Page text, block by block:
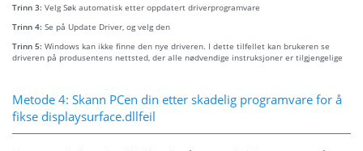
Trinn 3: Velg Søk automatisk etter oppdatert driverprogramvare
Trinn 4: Se på Update Driver, og velg den
Trinn 5: Windows kan ikke finne den nye driveren. I dette tilfellet kan brukeren se
driveren på produsentens nettsted, der alle nødvendige instruksjoner er tilgjengelige
Metode 4: Skann PCen din etter skadelig programvare for å
fikse displaysurface.dllfeil